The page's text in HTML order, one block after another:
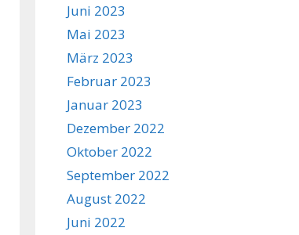
Juni 2023
Mai 2023
März 2023
Februar 2023
Januar 2023
Dezember 2022
Oktober 2022
September 2022
August 2022
Juni 2022